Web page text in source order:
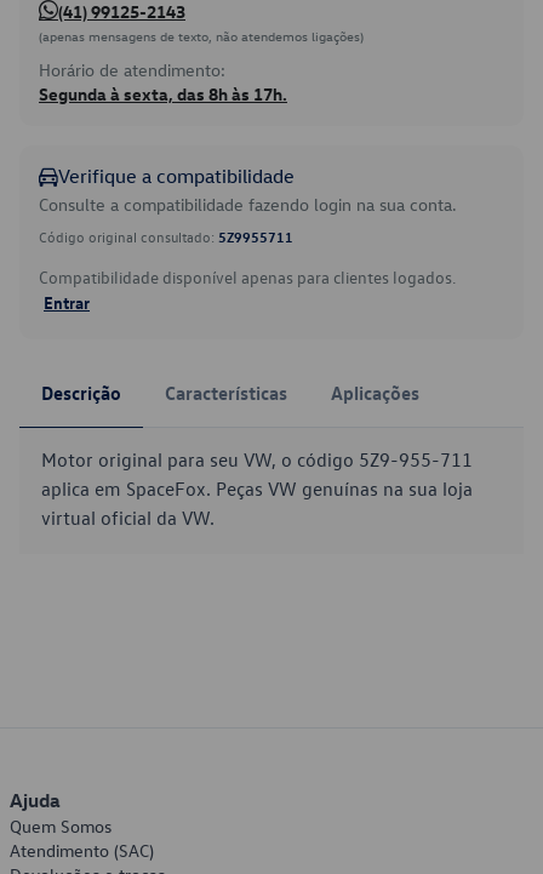
(41) 99125-2143
(apenas mensagens de texto, não atendemos ligações)
Horário de atendimento:
Segunda à sexta, das 8h às 17h.
Verifique a compatibilidade
Consulte a compatibilidade fazendo login na sua conta.
Código original consultado: 5Z9955711
Compatibilidade disponível apenas para clientes logados.
Entrar
Descrição Características Aplicações
Motor original para seu VW, o código 5Z9-955-711
aplica em SpaceFox. Peças VW genuínas na sua loja
virtual oficial da VW.
Ajuda
Quem Somos
Atendimento (SAC)